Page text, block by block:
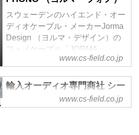
スウェーデンのハイエンド・オー
ディオケーブル・メーカーJorma
Design （ヨルマ・デザイン）の
フォノケーブル「JORMA
PHONO （ヨルマ・フォノ）」。
www.cs-field.co.jp
輸入オーディオ専門商社 シー
エスフィールド株式会社 - 高
品位でグローバルなオーディ
www.cs-field.co.jp